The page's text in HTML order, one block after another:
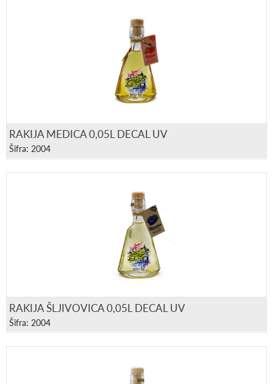
RAKIJA MEDICA 0,05L DECAL UV
Šifra: 2004
RAKIJA ŠLJIVOVICA 0,05L DECAL UV
Šifra: 2004